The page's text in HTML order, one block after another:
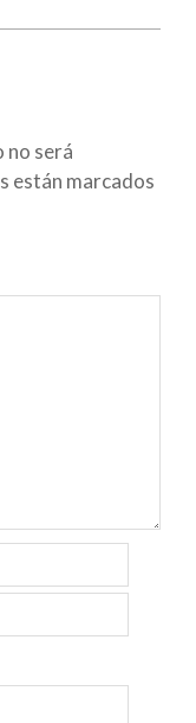
no será
están marcados